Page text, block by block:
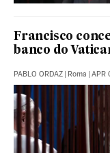
Francisco
banco do
PABLO ORDAZ | Roma | APR